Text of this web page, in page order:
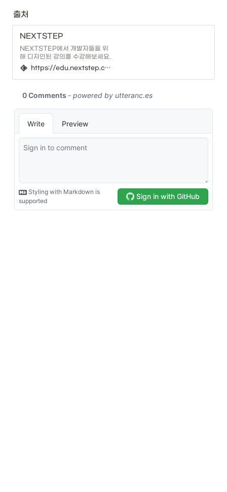
출처
NEXTSTEP
NEXTSTEP에서 개발자들을 위
해 디자인된 강의를 수강해보세요.
https://edu.nextstep.camp/